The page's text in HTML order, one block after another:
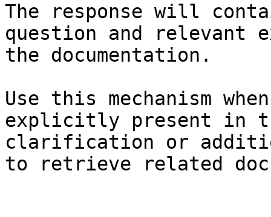
The response will
question and relevant
the documentation.
Use this mechanism
explicitly present in
clarification or